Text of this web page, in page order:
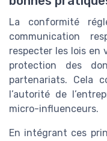
La conformité
communication
respecter les lois en
protection des
partenariats. Cela
l’autorité de
micro-influenceurs.
En intégrant ces